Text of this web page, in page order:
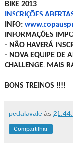
BIKE 2013
INSCRIÇÕES
INFO:
INFORMAÇÕES
- NÃO HAVERÁ
- NOVA EQUIPE DE
CHALLENGE, MAIS
BONS TREINOS !!!!
pedalavale às
Compartilhar